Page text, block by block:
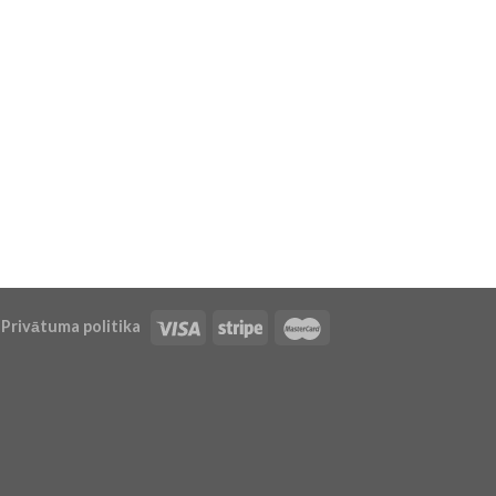
Privātuma politika